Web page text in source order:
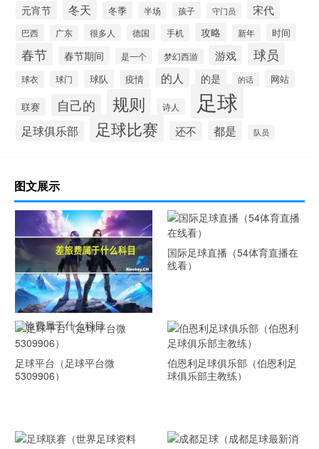
元宵节 冬天 冬季 半场 孩子 守门员 宋代
巴西 广东 很多人 德国 手机 攻略 新年 时间
春节 春节期间 是一个 梦幻西游 游戏 球员
球衣 球门 球队 疫情 的人 的是 的话 网站
联赛 自己的 规则 诗人 足球
足球俱乐部 足球比赛 还不 都是 队员
图文展示
差旅费属于什么科目
国际足球直播（54体育直播在
线看）
足球平台（足球平台微
5309906）
伯恩利足球俱乐部（伯恩利足
球俱乐部主教练）